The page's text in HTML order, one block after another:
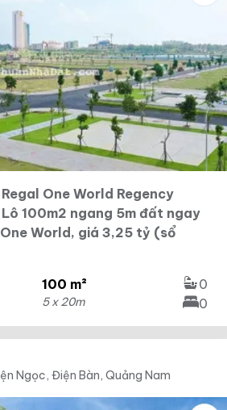
Regal One World Regency
100m2 ngang 5m đất ngay
World, giá 3,25 tỷ (sổ
100 m²
5 x 20m
0
0
Ngọc, Điện Bàn, Quảng Nam